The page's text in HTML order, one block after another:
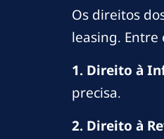
Os direitos
leasing. Entre
1. Direito à
precisa.
2. Direito à